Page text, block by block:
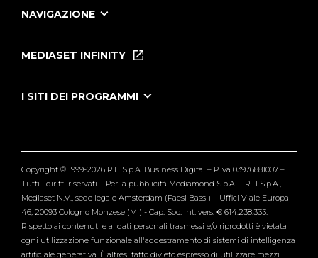
NAVIGAZIONE
Le Iene Presentano Inside
Tutti i servizi
MEDIASET INFINITY
I SITI DEI PROGRAMMI
Verissimo
Copyright © 1999-2026 RTI S.p.A. Business Digital – P.Iva 03976881007 –
Tutti i diritti riservati – Per la pubblicità Mediamond S.p.A. – RTI S.p.A.,
Mediaset N.V., sede legale Amsterdam (Paesi Bassi) – Uffici Viale Europa
46, 20093 Cologno Monzese (MI) - Cap. Soc. int. vers. € 614.238.333.
Rispetto ai contenuti e ai dati personali trasmessi e/o riprodotti è vietata
ogni utilizzazione funzionale all'addestramento di sistemi di intelligenza
artificiale generativa. È altresì fatto divieto espresso di utilizzare mezzi